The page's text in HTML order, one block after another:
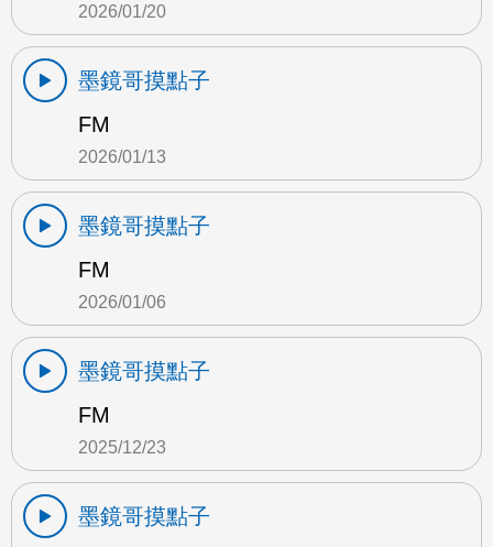
2026/01/20
墨鏡哥摸點子
FM
2026/01/13
墨鏡哥摸點子
FM
2026/01/06
墨鏡哥摸點子
FM
2025/12/23
墨鏡哥摸點子